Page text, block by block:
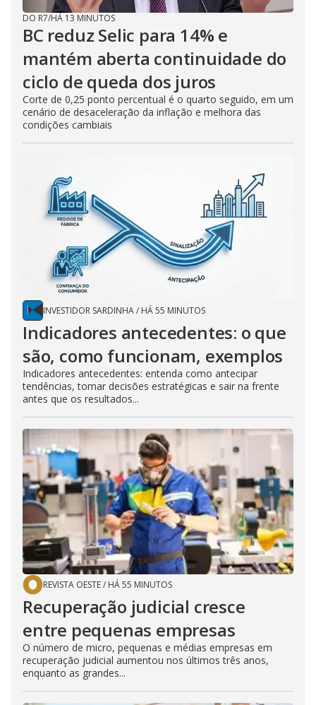
DO R7/HÁ 13 MINUTOS
BC reduz Selic para 14% e
mantém aberta continuidade do
ciclo de queda dos juros
Corte de 0,25 ponto percentual é o quarto seguido, em um
cenário de desaceleração da inflação e melhora das
condições cambiais
INVESTIDOR SARDINHA/ HÁ 55 MINUTOS
Indicadores antecedentes: o que
são, como funcionam, exemplos
Indicadores antecedentes: entenda como antecipar
tendências, tomar decisões estratégicas e sair na frente
antes que os resultados...
REVISTA OESTE/ HÁ 55 MINUTOS
Recuperação judicial cresce
entre pequenas empresas
O número de micro, pequenas e médias empresas em
recuperação judicial aumentou nos últimos três anos,
enquanto as grandes...